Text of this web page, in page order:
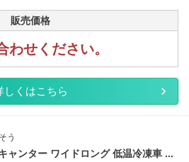
販売価格
わせください。
しくはこちら
う
ャンター ワイドロング 低温冷凍車 ...